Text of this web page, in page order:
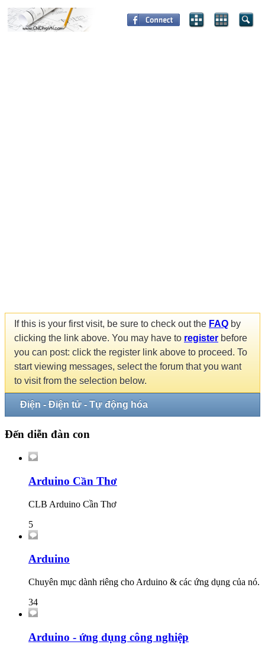
If this is your first visit, be sure to check out the FAQ by
clicking the link above. You may have to register before
you can post: click the register link above to proceed. To
start viewing messages, select the forum that you want
to visit from the selection below.
Điện - Điện tử - Tự động hóa
Đến diễn đàn con
Arduino Cần Thơ
CLB Arduino Cần Thơ
5
Arduino
Chuyên mục dành riêng cho Arduino & các ứng dụng của nó.
34
Arduino - ứng dụng công nghiệp